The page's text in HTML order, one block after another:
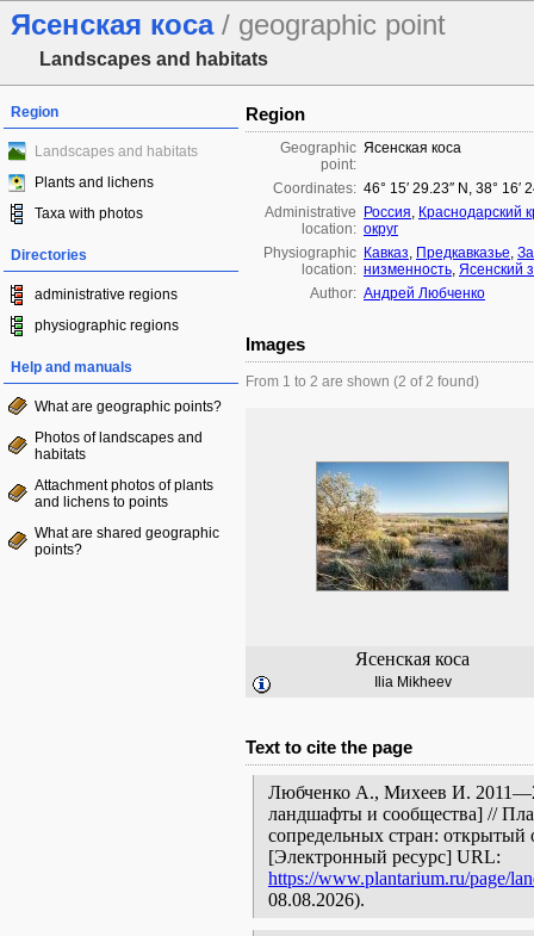
Ясенская коса / geographic point
Landscapes and habitats
Region
Landscapes and habitats
Plants and lichens
Taxa with photos
Directories
administrative regions
physiographic regions
Help and manuals
What are geographic points?
Photos of landscapes and
habitats
Attachment photos of plants
and lichens to points
What are shared geographic
points?
Region
Geographic
point:
Ясенская коса
Coordinates: 46° 15′ 29.23″ N, 38°
Administrative
location:
Россия, Краснодарский
округ
Physiographic
location:
Кавказ, Предкавказье,
низменность, Ясенский
Author: Андрей Любченко
Images
From 1 to 2 are shown (2 of 2 found)
Ясенская коса
Ilia Mikheev
Text to cite the page
Любченко А., Михеев И.
ландшафты и сообщества] //
сопредельных стран: открытый
[Электронный ресурс] URL:
https://www.plantarium.ru/page/
08.08.2026).